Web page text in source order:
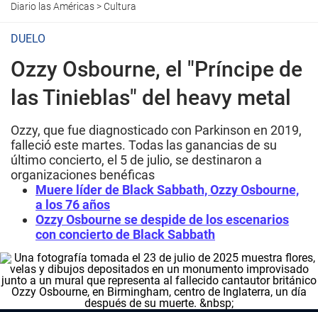
Diario las Américas> Cultura
DUELO
Ozzy Osbourne, el "Príncipe de
las Tinieblas" del heavy metal
Ozzy, que fue diagnosticado con Parkinson en 2019,
falleció este martes. Todas las ganancias de su
último concierto, el 5 de julio, se destinaron a
organizaciones benéficas
Muere líder de Black Sabbath, Ozzy Osbourne,
a los 76 años
Ozzy Osbourne se despide de los escenarios
con concierto de Black Sabbath